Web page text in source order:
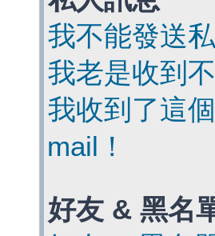
我不能發送
我老是收到
我收到了這
mail！
好友 & 黑名